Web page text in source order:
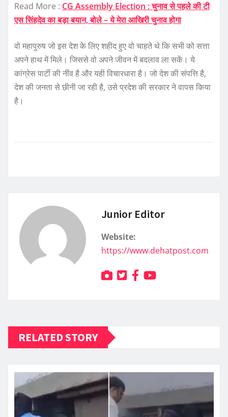
Read More : CG Assembly Election : चुनाव से पहले की टी
एस सिंहदेव का बड़ा बयान, बोले – ये मेरा आखिरी चुनाव होगा
वो महापुरुष जो इस देश के लिए शहीद हुए वो चाहते थे कि सभी को सत्ता
अपने हाथ में मिले। जिससे वो अपने जीवन में बदलाव ला सकें। ये
कांग्रेस पार्टी की नींव है और यही विचारधारा है। जो देश की संपत्ति है,
देश की जनता से छीनी जा रही है, उसे प्रदेश की सरकार ने वापस किया
है।
Junior Editor
Website:
https://www.dehatpost.com
RELATED STORY